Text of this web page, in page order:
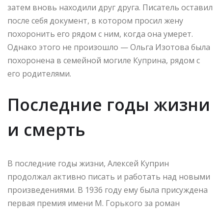
затем вновь находили друг друга. Писатель оставил
после себя документ, в котором просил жену
похоронить его рядом с ним, когда она умерет.
Однако этого не произошло — Ольга Изотова была
похоронена в семейной могиле Куприна, рядом с
его родителями.
Последние годы жизни
и смерть
В последние годы жизни, Алексей Куприн
продолжал активно писать и работать над новыми
произведениями. В 1936 году ему была присуждена
первая премия имени М. Горького за роман